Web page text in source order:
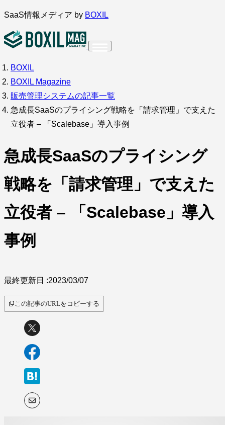
内
を
キ
ッ
プ
SaaS情報メディア by BOXIL
インタビュー
サービス比較 キーワードから探す
SaaS情報メディア by
BOXIL
BOXIL Magazine
販売管理システムの記事一覧
急成長SaaSのプライシング戦略を「請求管理」で支えた
立役者 – 「Scalebase」導入事例
急成長SaaSのプライシング
戦略を「請求管理」で支えた
立役者 – 「Scalebase」導入
事例
最終更新日 :2023/03/07
この記事のURLをコピーする